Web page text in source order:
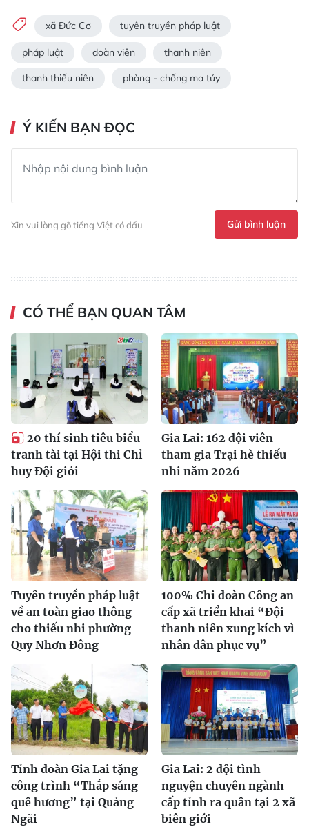
xã Đức Cơ tuyên truyền pháp luật
pháp luật đoàn viên thanh niên
thanh thiếu niên phòng - chống ma túy
Ý KIẾN BẠN ĐỌC
Xin vui lòng gõ tiếng Việt có dấu Gửi bình luận
CÓ THỂ BẠN QUAN TÂM
20 thí sinh tiêu biểu
tranh tài tại Hội thi Chỉ
huy Đội giỏi
Gia Lai: 162 đội viên
tham gia Trại hè thiếu
nhi năm 2026
Tuyên truyền pháp luật
về an toàn giao thông
cho thiếu nhi phường
Quy Nhơn Đông
100% Chi đoàn Công an
cấp xã triển khai “Đội
thanh niên xung kích vì
nhân dân phục vụ”
Tỉnh đoàn Gia Lai tặng
công trình “Thắp sáng
quê hương” tại Quảng
Ngãi
Gia Lai: 2 đội tình
nguyện chuyên ngành
cấp tỉnh ra quân tại 2 xã
biên giới